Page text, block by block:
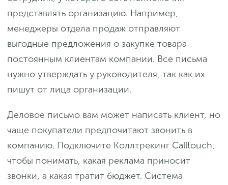
представлять организацию. Например,
менеджеры отдела продаж отправляют
выгодные предложения о закупке товара
постоянным клиентам компании. Все письма
нужно утверждать у руководителя, так как их
пишут от лица организации.
Деловое письмо вам может написать клиент, но
чаще покупатели предпочитают звонить в
компанию. Подключите Коллтрекинг Calltouch,
чтобы понимать, какая реклама приносит
звонки, а какая тратит бюджет. Система